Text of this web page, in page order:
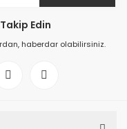
Edin
haberdar olabilirsiniz.